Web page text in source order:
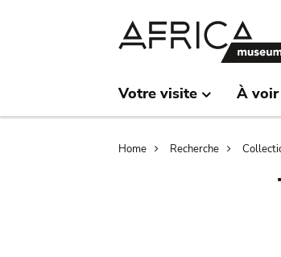
Votre visite À
Home Recherche